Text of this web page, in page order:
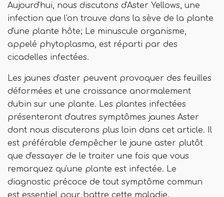
Aujourd'hui, nous discutons d'Aster Yellows, une
infection que l'on trouve dans la sève de la plante
d'une plante hôte; Le minuscule organisme,
appelé phytoplasma, est réparti par des
cicadelles infectées.
Les jaunes d'aster peuvent provoquer des feuilles
déformées et une croissance anormalement
dubin sur une plante. Les plantes infectées
présenteront d'autres symptômes jaunes Aster
dont nous discuterons plus loin dans cet article. Il
est préférable d'empêcher le jaune aster plutôt
que d'essayer de le traiter une fois que vous
remarquez qu'une plante est infectée. Le
diagnostic précoce de tout symptôme commun
est essentiel pour battre cette maladie.